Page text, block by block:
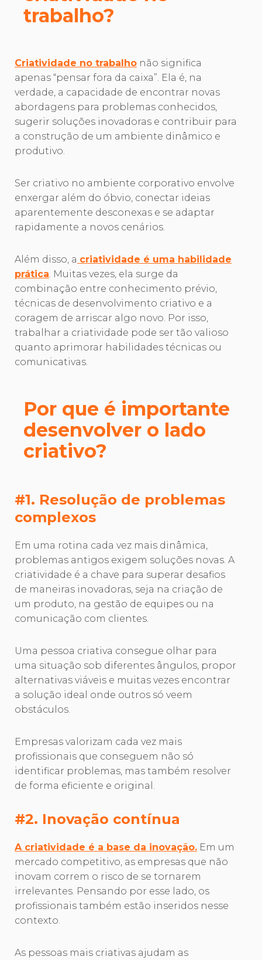
trabalho?
Criatividade no trabalho não significa
apenas “pensar fora da caixa”. Ela é, na
verdade, a capacidade de encontrar novas
abordagens para problemas conhecidos,
sugerir soluções inovadoras e contribuir para
a construção de um ambiente dinâmico e
produtivo.
Ser criativo no ambiente corporativo envolve
enxergar além do óbvio, conectar ideias
aparentemente desconexas e se adaptar
rapidamente a novos cenários.
Além disso, a criatividade é uma habilidade
prática. Muitas vezes, ela surge da
combinação entre conhecimento prévio,
técnicas de desenvolvimento criativo e a
coragem de arriscar algo novo. Por isso,
trabalhar a criatividade pode ser tão valioso
quanto aprimorar habilidades técnicas ou
comunicativas.
Por que é importante
desenvolver o lado
criativo?
#1. Resolução de problemas
complexos
Em uma rotina cada vez mais dinâmica,
problemas antigos exigem soluções novas. A
criatividade é a chave para superar desafios
de maneiras inovadoras, seja na criação de
um produto, na gestão de equipes ou na
comunicação com clientes.
Uma pessoa criativa consegue olhar para
uma situação sob diferentes ângulos, propor
alternativas viáveis e muitas vezes encontrar
a solução ideal onde outros só veem
obstáculos.
Empresas valorizam cada vez mais
profissionais que conseguem não só
identificar problemas, mas também resolver
de forma eficiente e original.
#2. Inovação contínua
A criatividade é a base da inovação. Em um
mercado competitivo, as empresas que não
inovam correm o risco de se tornarem
irrelevantes. Pensando por esse lado, os
profissionais também estão inseridos nesse
contexto.
As pessoas mais criativas ajudam as